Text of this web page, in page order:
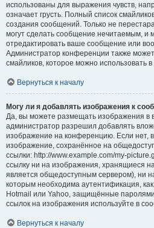
использованы для выражения чувств,
означает грусть. Полный список
создания сообщений. Только не
могут сделать сообщение нечитаемым, и
отредактировать ваше сообщение или
Администратор конференции также может
смайликов, которое можно использовать
Вернуться к началу
Могу ли я добавлять изображения к
Да, вы можете размещать изображения в
администратор разрешил добавлять
изображение на конференцию. Если нет,
изображение, сохранённое на
ссылки: http://www.example.com/my-
ссылку ни на изображения, хранящиеся
является общедоступным сервером), ни
которым необходима аутентификация,
Hotmail или Yahoo, защищённые
ссылок на изображения используйте в
Вернуться к началу